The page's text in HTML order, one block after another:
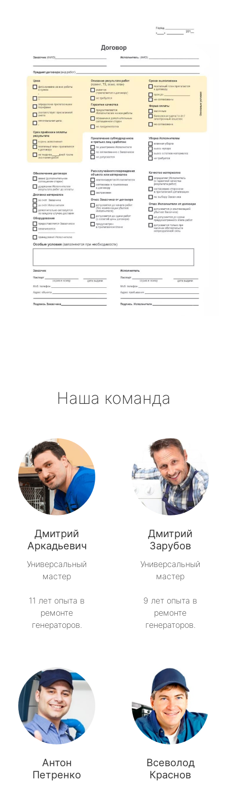
Наша команда
Дмитрий
Аркадьевич
Универсальный
мастер
11 лет опыта в
ремонте
генераторов.
Дмитрий
Зарубов
Универсальный
мастер
9 лет опыта в
ремонте
генераторов.
Антон
Петренко
Всеволод
Краснов